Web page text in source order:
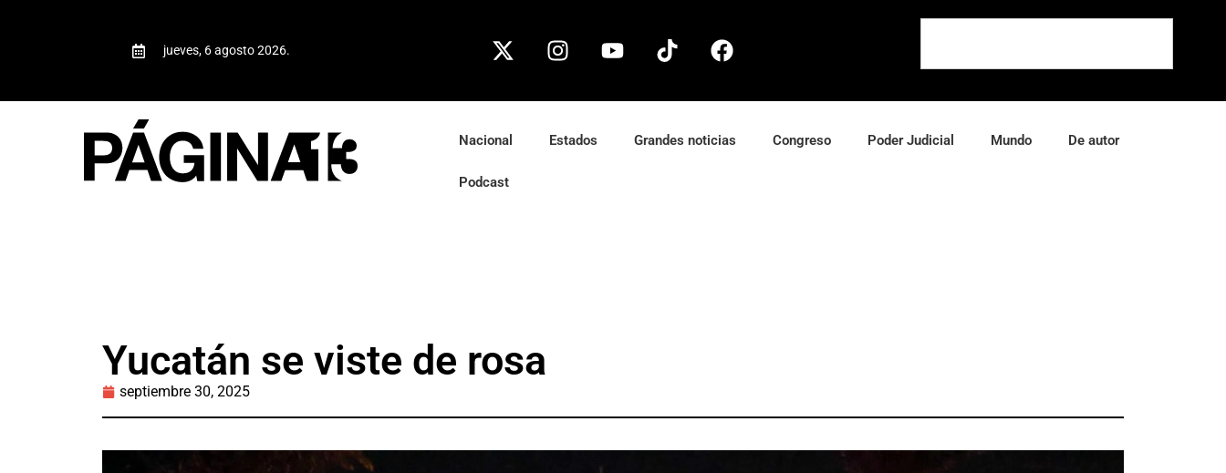
jueves, 6 agosto 2026.
Nacional Estados Grandes noticias Congreso Poder Judicial Mundo De autor
Podcast
Yucatán se viste de rosa
septiembre 30, 2025